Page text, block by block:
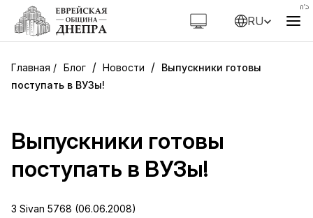
RU
Блог / Новости / Выпускники готовы
поступать в ВУЗы!
Выпускники готовы
поступать в ВУЗы!
3 Sivan 5768 (06.06.2008)